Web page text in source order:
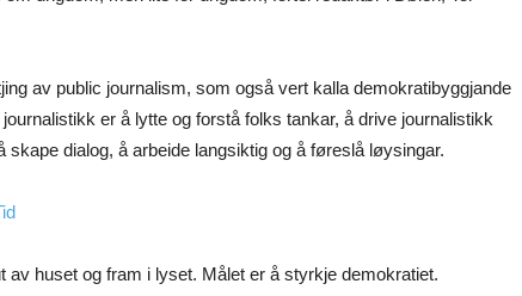
av public journalism, som også vert kalla demokratibyggjande
er å lytte og forstå folks tankar, å drive journalistikk
dialog, å arbeide langsiktig og å føreslå løysingar.
huset og fram i lyset. Målet er å styrkje demokratiet.